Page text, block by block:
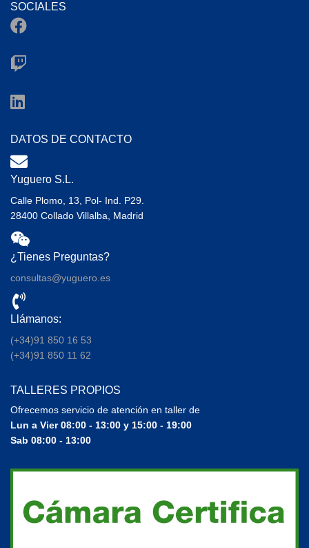
SOCIALES
DATOS DE CONTACTO
Yuguero S.L.
Calle Plomo, 13, Pol- Ind. P29.
28400 Collado Villalba, Madrid
¿Tienes Preguntas?
consultas@yuguero.es
Llámanos:
(+34)91 850 16 53
(+34)91 850 11 62
TALLERES PROPIOS
Ofrecemos servicio de atención en taller de
Lun a Vier 08:00 - 13:00 y 15:00 - 19:00
Sab 08:00 - 13:00